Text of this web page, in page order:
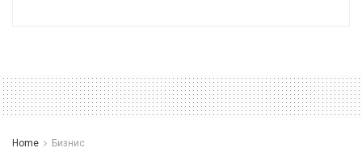
Home Бизнис